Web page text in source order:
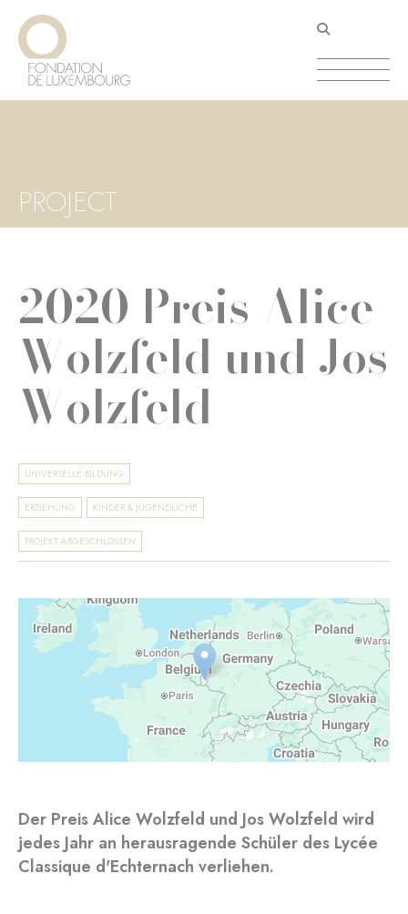
Direkt
zum
Inhalt
PROJECT
2020 Preis Alice
Wolzfeld und Jos
Wolzfeld
UNIVERSELLE BILDUNG
ERZIEHUNG KINDER & JUGENDLICHE
PROJEKT ABGESCHLOSSEN
Der Preis Alice Wolzfeld und Jos Wolzfeld wird
jedes Jahr an herausragende Schüler des Lycée
Classique d'Echternach verliehen.
Cookie-Einstellungen